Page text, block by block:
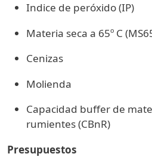
Indice de peróxido (IP)
Materia seca a 65º C
Cenizas
Molienda
Capacidad buffer de
rumientes (CBnR)
Presupuestos